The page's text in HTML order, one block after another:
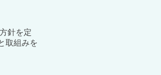
針を定
取組みを